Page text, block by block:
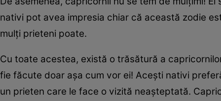
nativi pot avea impresia chiar că această zodie
mulți prieteni poate.
Cu toate acestea, există o trăsătură a
fie făcute doar așa cum vor ei! Acești nativi
un prieten care le face o vizită neașteptată.